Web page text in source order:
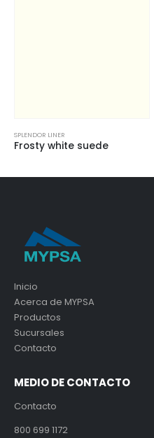
SPLENDOR LINER
Parrot green gloss
Inicio
Acerca de MYPSA
Productos
Sucursales
Contacto
MEDIO DE CONTACTO
Contacto
800 699 1172